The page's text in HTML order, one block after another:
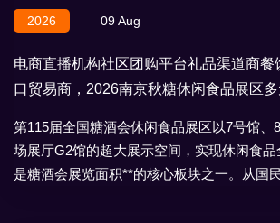
2026 09 Aug
电商直播机构社区团购平台礼品渠道商餐
口贸易商，2026南京秋糖休闲食品展区
第115届全国糖酒会休闲食品展区以7号馆、
场展厅G2馆的超大展示空间，实现休闲食品
是糖酒会展览面积**的核心板块之一。从国